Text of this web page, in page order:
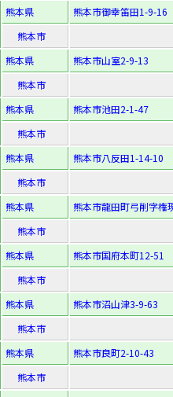
熊本県
熊本市御幸笛田1-9-16
熊本市
熊本県
熊本市山室2-9-13
熊本市
熊本県
熊本市池田2-1-47
熊本市
熊本県
熊本市八反田1-14-10
熊本市
熊本県
熊本市龍田町弓削字権
熊本市
熊本県
熊本市国府本町12-51
熊本市
熊本県
熊本市沼山津3-9-63
熊本市
熊本県
熊本市良町2-10-43
熊本市